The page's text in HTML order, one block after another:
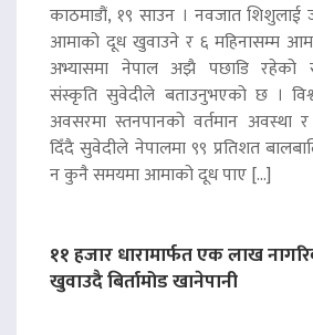
काठमाडौं, १९ साउन । नवजात शिशुलाई
आमाको दूध खुवाउने र ६ महिनासम्म
अभ्यासमा नेपाल अझै पछाडि रहेको
संस्कृति सुवेदीले बताउनुभएको छ ।
अवसरमा स्तनपानको वर्तमान अवस्था र
दिँदै सुवेदीले नेपालमा ९९ प्रतिशत
न कुनै समयमा आमाको दूध पाए […]
११ हजार धारामार्फत एक लाख
खुवाउदै बिर्तामोड खानेपानी